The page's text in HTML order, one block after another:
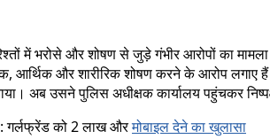
में भरोसे और शोषण से जुड़े गंभीर आरोपों का
और शारीरिक शोषण करने के आरोप लगाए
अब उसने पुलिस अधीक्षक कार्यालय पहुंचकर
: गर्लफ्रेंड को 2 लाख औरमोबाइल देने का खुलासा